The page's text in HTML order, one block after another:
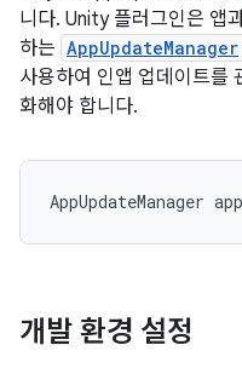
니다. Unity 플러그인은 앱
하는 AppUpdateManager
사용하여 인앱 업데이트를
화해야 합니다.
AppUpdateManager
개발 환경 설정